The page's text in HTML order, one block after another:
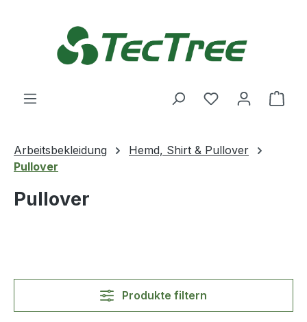
Du hast 0
Arbeitsbekleidung
Hemd, Shirt & Pullover
Pullover
Pullover
Produkte filtern